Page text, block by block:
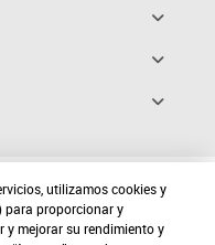
utilizamos cookies y
para proporcionar y
y mejorar su rendimiento y